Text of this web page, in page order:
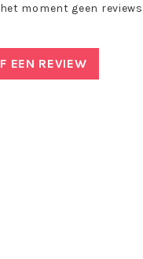
moment geen
EEN REVIEW